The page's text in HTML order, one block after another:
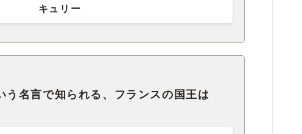
キュリー
う名言で知られる、フランスの国王は